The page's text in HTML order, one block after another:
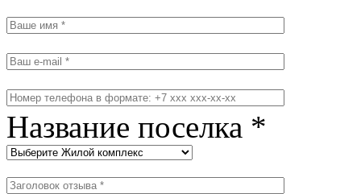
Название поселка *